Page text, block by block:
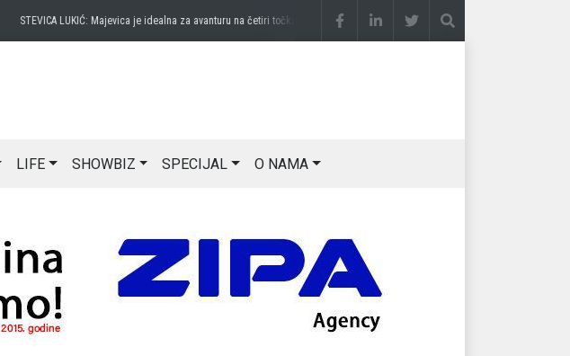
STEVICA LUKIĆ: Majevica je idealna za avanturu na četiri točkaprije 3 sedmice DRAGAN OSTOJIĆ: Moj karakter je
LIFE SHOWBIZ SPECIJAL O NAMA